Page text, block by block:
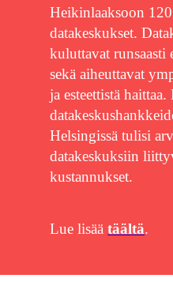
Heikinlaaksoon
datakeskukset.
kuluttavat runsaasti
sekä aiheuttavat
ja esteettistä haittaa.
Helsingissä tulisi
datakeskuksiin
kustannukset.
Lue lisäätäältä.